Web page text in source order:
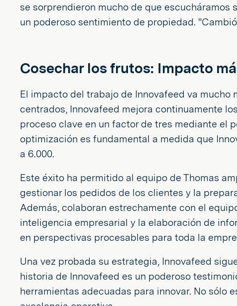
se sorprendieron mucho de que escucháramos
un poderoso sentimiento de propiedad.
Cosechar los frutos: Impacto
El impacto del trabajo de Innovafeed va
centrados, Innovafeed mejora continuamente
proceso clave en un factor de tres mediante el
optimización es fundamental a medida que
a 6.000.
Este éxito ha permitido al equipo de Thomas
gestionar los pedidos de los clientes y la
Además, colaboran estrechamente con el
inteligencia empresarial y la elaboración de
en perspectivas procesables para toda la
Una vez probada su estrategia, Innovafeed
historia de Innovafeed es un poderoso
herramientas adecuadas para innovar. No sólo